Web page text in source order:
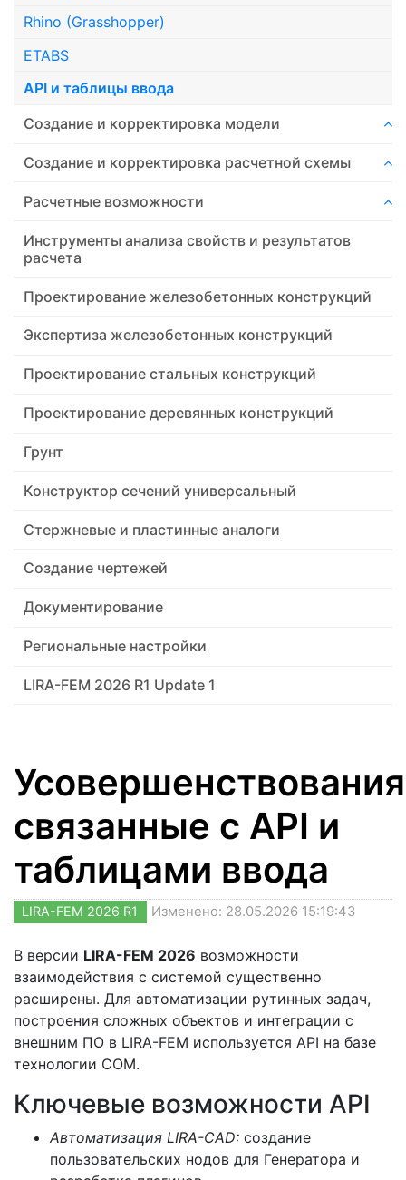
Rhino (Grasshopper)
ETABS
API и таблицы ввода
Создание и корректировка модели
Создание и корректировка расчетной схемы
Расчетные возможности
Инструменты анализа свойств и результатов
расчета
Проектирование железобетонных конструкций
Экспертиза железобетонных конструкций
Проектирование стальных конструкций
Проектирование деревянных конструкций
Грунт
Конструктор сечений универсальный
Стержневые и пластинные аналоги
Создание чертежей
Документирование
Региональные настройки
LIRA-FEM 2026 R1 Update 1
связанные с API и
таблицами ввода
LIRA-FEM 2026 R1 Изменено: 28.05.2026 15:19:43
В версии LIRA-FEM 2026 возможности
взаимодействия с системой существенно
расширены. Для автоматизации рутинных задач,
построения сложных объектов и интеграции с
внешним ПО в LIRA-FEM используется API на базе
технологии COM.
Ключевые возможности API
Автоматизация LIRA-CAD: создание
пользовательских нодов для Генератора и